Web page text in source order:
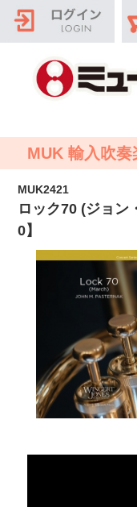
MUK 輸入吹奏
MUK2421
ロック70 (ジョン
0】